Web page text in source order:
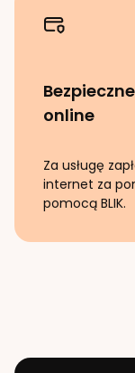
online
Za usługę
internet za
pomocą BLIK.